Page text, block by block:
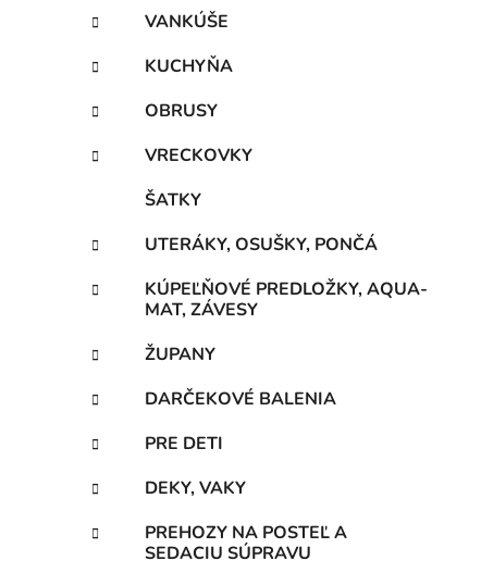
VANKÚŠE
KUCHYŇA
OBRUSY
VRECKOVKY
ŠATKY
UTERÁKY, OSUŠKY, PONČÁ
KÚPEĽŇOVÉ PREDLOŽKY, AQUA-
MAT, ZÁVESY
ŽUPANY
DARČEKOVÉ BALENIA
PRE DETI
DEKY, VAKY
PREHOZY NA POSTEĽ A
SEDACIU SÚPRAVU